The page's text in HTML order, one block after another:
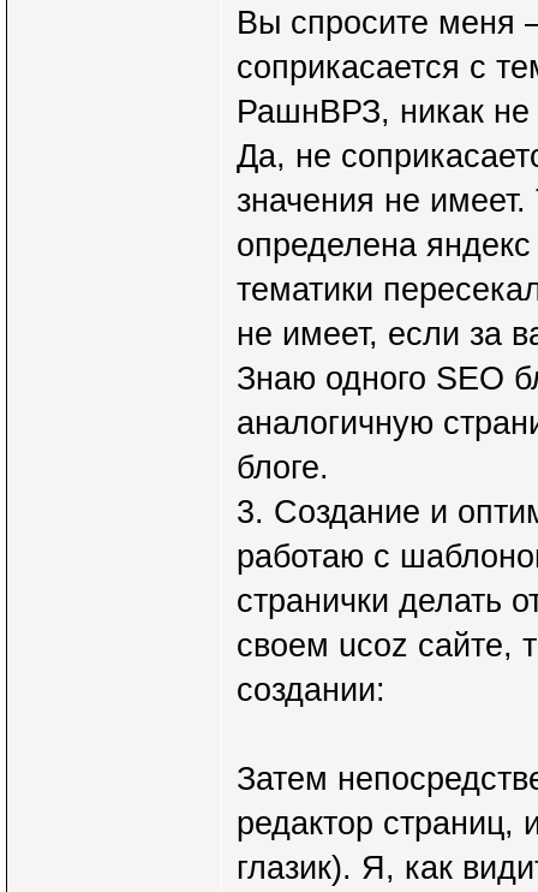
Вы спросите меня
соприкасается с
РашнВРЗ, никак не
Да, не
значения не имеет.
определена
тематики
не имеет, если за
Знаю одного SEO
аналогичную
блоге.
3. Создание и
работаю с
странички делать
своем ucoz сайте,
создании:
Затем
редактор
глазик). Я, как